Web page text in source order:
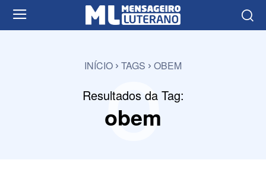
INÍCIO TAGS OBEM
Resultados da Tag:
obem
o